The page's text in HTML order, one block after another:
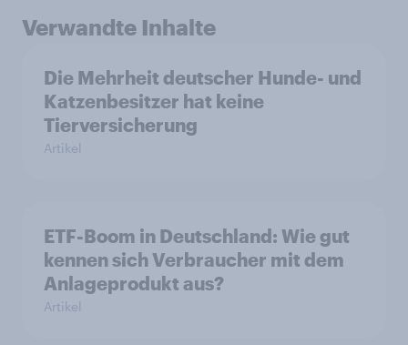
Verwandte Inhalte
Die Mehrheit deutscher Hunde- und
Katzenbesitzer hat keine
Tierversicherung
Artikel
ETF-Boom in Deutschland: Wie gut
kennen sich Verbraucher mit dem
Anlageprodukt aus?
Artikel